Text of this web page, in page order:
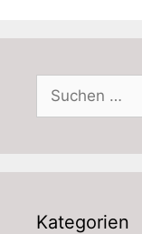
nach:
Kategorien